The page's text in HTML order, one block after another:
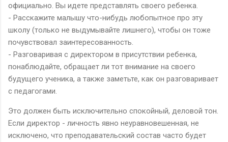
официально. Вы идете представлять своего ребенка.
- Расскажите малышу что-нибудь любопытное про эту
школу (только не выдумывайте лишнего), чтобы он тоже
почувствовал заинтересованность.
- Разговаривая с директором в присутствии ребенка,
понаблюдайте, обращает ли тот внимание на своего
будущего ученика, а также заметьте, как он разговаривает
с педагогами.
Это должен быть исключительно спокойный, деловой тон.
Если директор - личность явно неуравновешенная, не
исключено, что преподавательский состав часто будет